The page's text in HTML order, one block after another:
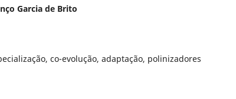
Garcia de Brito
co-evolução, adaptação, polinizadores